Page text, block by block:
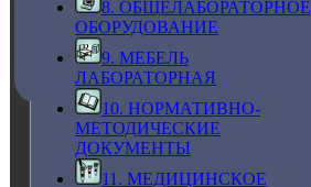
8. ОБЩЕЛАБОРАТОРНОЕ
ОБОРУДОВАНИЕ
9. МЕБЕЛЬ
ЛАБОРАТОРНАЯ
10. НОРМАТИВНО-
МЕТОДИЧЕСКИЕ
ДОКУМЕНТЫ
11. МЕДИЦИНСКОЕ